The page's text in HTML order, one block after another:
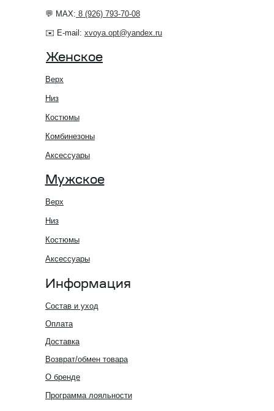
О бренде
Оплата
Доставка
Возврат/обмен товара
Состав и уход
Мужское
Информация
Аксессуары
Комбинезоны
Костюмы
Низ
Верх
Верх
Низ
Костюмы
Аксессуары
✉️ E-mail: xvoya.opt@yandex.ru
💬 MAX: 8 (926) 793-70-08
Программа лояльности
Женское